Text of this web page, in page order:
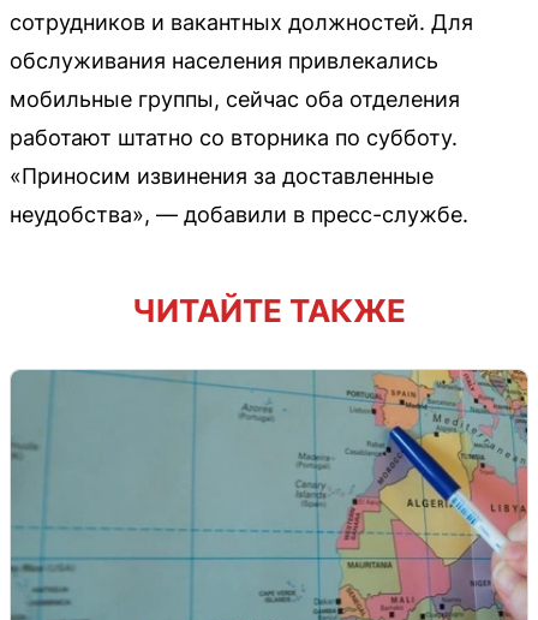
сотрудников и вакантных должностей. Для
обслуживания населения привлекались
мобильные группы, сейчас оба отделения
работают штатно со вторника по субботу.
«Приносим извинения за доставленные
неудобства», — добавили в пресс-службе.
ЧИТАЙТЕ ТАКЖЕ